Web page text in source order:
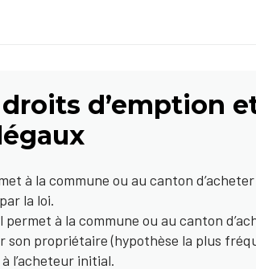
d’emption
à la commune ou au canton
la loi.
à la commune ou au canton
son propriétaire (hypothèse la plus
l’acheteur initial.